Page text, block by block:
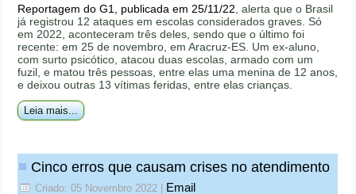
Reportagem do G1, publicada em 25/11/22 , alerta que o Brasil
já registrou 12 ataques em escolas considerados graves. Só
em 2022, aconteceram três deles, sendo que o último foi
recente: em 25 de novembro, em Aracruz-ES. Um ex-aluno,
com surto psicótico, atacou duas escolas, armado com um
fuzil, e matou três pessoas, entre elas uma menina de 12 anos,
e deixou outras 13 vítimas feridas, entre elas crianças.
Leia mais...
Cinco erros que causam crises no atendimento
Criado: 05 Novembro 2022 Email